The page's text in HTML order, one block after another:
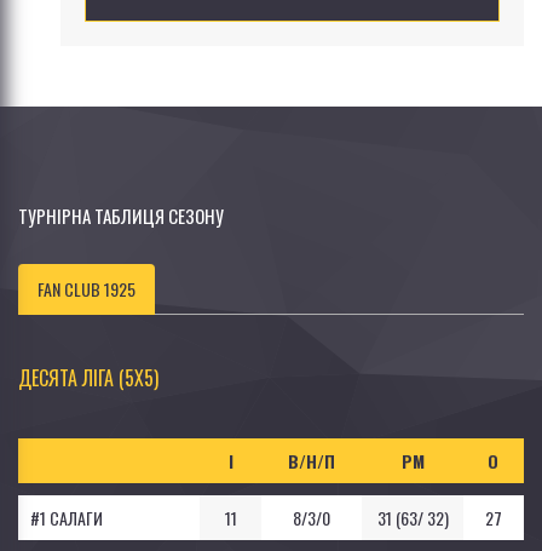
ТУРНІРНА ТАБЛИЦЯ СЕЗОНУ
FAN CLUB 1925
ДЕСЯТА ЛІГА (5Х5)
І В/Н/П РМ О
#1 САЛАГИ 11 8/3/0 31 (63/ 32) 27